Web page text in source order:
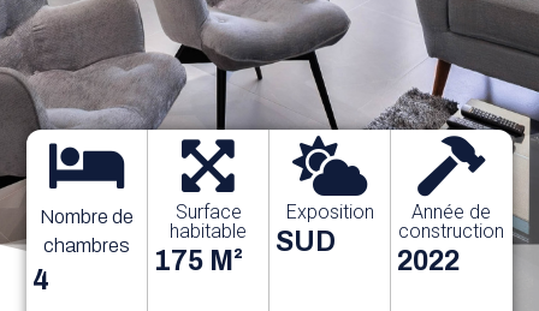
Nombre de
chambres
4
Surface
habitable
175 M²
Exposition
SUD
Année de
construction
2022